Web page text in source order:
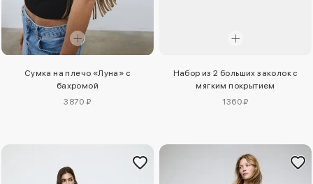
Сумка на плечо «Луна» с
бахромой
3870 ₽
Набор из 2 больших заколок с
мягким покрытием
1360 ₽